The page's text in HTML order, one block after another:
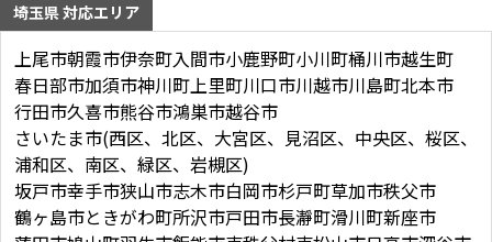
埼玉県 対応エリア
上尾市朝霞市伊奈町入間市小鹿野町小川町桶川市越生町
春日部市加須市神川町上里町川口市川越市川島町北本市
行田市久喜市熊谷市鴻巣市越谷市
さいたま市(西区、北区、大宮区、見沼区、中央区、桜区、
浦和区、南区、緑区、岩槻区)
坂戸市幸手市狭山市志木市白岡市杉戸町草加市秩父市
鶴ヶ島市ときがわ町所沢市戸田市長瀞町滑川町新座市